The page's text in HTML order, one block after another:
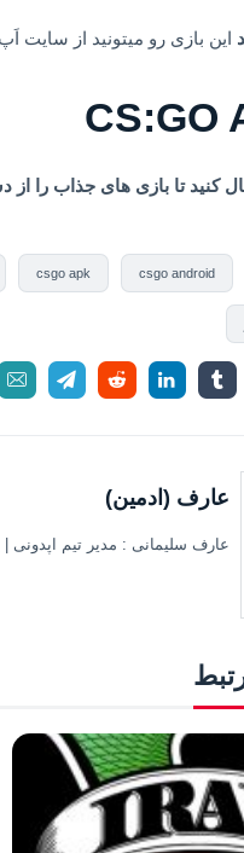
این بازی رو میتونید از سایت
CS:GO
کنید تا بازی های جذاب را
csgo android
csgo apk
عارف (ادمین)
عارف سلیمانی : مدیر تیم اپدونی